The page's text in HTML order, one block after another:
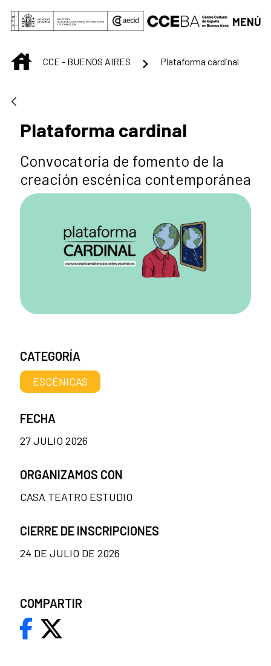
Saltar al contenido principal
MENÚ
INICIOCCE - BUENOS AIRES Plataforma cardinal
Plataforma cardinal
Convocatoria de fomento de la
creación escénica contemporánea
CATEGORÍA
ESCÉNICAS
FECHA
27 JULIO 2026
ORGANIZAMOS CON
CASA TEATRO ESTUDIO
CIERRE DE INSCRIPCIONES
24 DE JULIO DE 2026
COMPARTIR